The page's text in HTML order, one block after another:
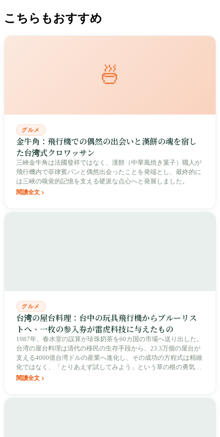
こちらもおすすめ
🍜
グルメ
金牛角：飛行機での偶然の出会いと漢餅の魂を宿し
た台湾式クロワッサン
三峽金牛角は法國發祥ではなく、漢餅（中華風焼き菓子）職人が
飛行機内で菲律賓パンと偶然出会ったことを発端とし、最終的に
は三峽の嗅覚的記憶を支える硬派な点心へと発展しました。
閱讀全文
グルメ
台湾の屋台料理：台中の玩具飛行機からブルーリス
トへ、一枚の参入券が雷虎科技に与えたもの
1987年、春水堂の誤算が珍珠奶茶を60カ国の市場へ送り出した。
台湾の屋台料理は清代の移民の生存手段から、23.3万個の屋台が
支える4000億台湾ドルの産業へ進化し、その成功の方程式は精緻
化ではなく、「とりあえず試してみよう」という草の根の勇気に
ある。
閱讀全文